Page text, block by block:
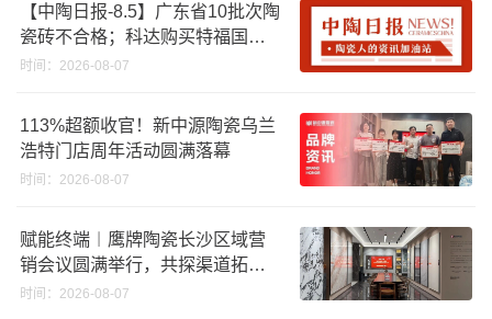
【中陶日报-8.5】广东省10批次陶
瓷砖不合格；科达购买特福国际
股份申请未通过；蒙娜丽莎5千万
破18亿元
时间：2026-08-07
113%超额收官！新中源陶瓷乌兰
浩特门店周年活动圆满落幕
时间：2026-08-07
赋能终端︱鹰牌陶瓷长沙区域营
销会议圆满举行，共探渠道拓展
与门店升级新路径
时间：2026-08-07